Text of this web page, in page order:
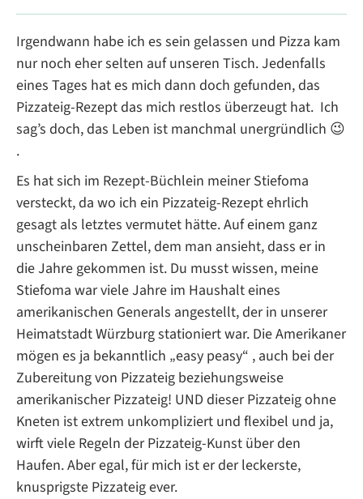
Irgendwann habe ich es sein gelassen und Pizza kam
nur noch eher selten auf unseren Tisch. Jedenfalls
eines Tages hat es mich dann doch gefunden, das
Pizzateig-Rezept das mich restlos überzeugt hat. Ich
sag’s doch, das Leben ist manchmal unergründlich 😉
.
Es hat sich im Rezept-Büchlein meiner Stiefoma
versteckt, da wo ich ein Pizzateig-Rezept ehrlich
gesagt als letztes vermutet hätte. Auf einem ganz
unscheinbaren Zettel, dem man ansieht, dass er in
die Jahre gekommen ist. Du musst wissen, meine
Stiefoma war viele Jahre im Haushalt eines
amerikanischen Generals angestellt, der in unserer
Heimatstadt Würzburg stationiert war. Die Amerikaner
mögen es ja bekanntlich „easy peasy“ , auch bei der
Zubereitung von Pizzateig beziehungsweise
amerikanischer Pizzateig! UND dieser Pizzateig ohne
Kneten ist extrem unkompliziert und flexibel und ja,
wirft viele Regeln der Pizzateig-Kunst über den
Haufen. Aber egal, für mich ist er der leckerste,
knusprigste Pizzateig ever.